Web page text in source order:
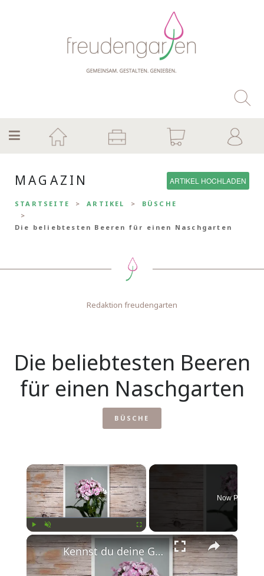
MAGAZIN ARTIKEL HOCHLADEN
STARTSEITE ARTIKEL BÜSCHE
Die beliebtesten Beeren für einen Naschgarten
Redaktion freudengarten
Die beliebtesten Beeren
für einen Naschgarten
BÜSCHE
×
Fullscreen
Now Playing
×
Kennst du deine Geburtsblume?